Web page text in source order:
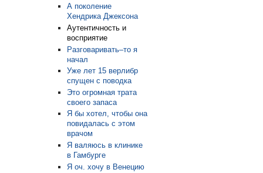
А поколение
Хендрика Джексона
Аутентичность и
восприятие
Разговаривать–то я
начал
Уже лет 15 верлибр
спущен с поводка
Это огромная трата
своего запаса
Я бы хотел, чтобы она
повидалась с этом
врачом
Я валяюсь в клинике
в Гамбурге
Я оч. хочу в Венецию